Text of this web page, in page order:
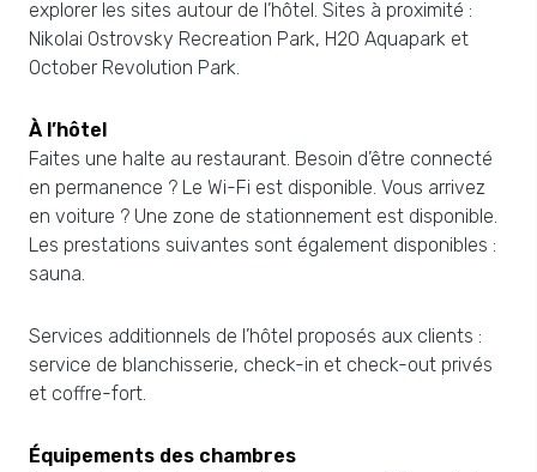
explorer les sites autour de l’hôtel. Sites à proximité :
Nikolai Ostrovsky Recreation Park, H2O Aquapark et
October Revolution Park.
À l’hôtel
Faites une halte au restaurant. Besoin d’être connecté
en permanence ? Le Wi-Fi est disponible. Vous arrivez
en voiture ? Une zone de stationnement est disponible.
Les prestations suivantes sont également disponibles :
sauna.
Services additionnels de l’hôtel proposés aux clients :
service de blanchisserie, check-in et check-out privés
et coffre-fort.
Équipements des chambres